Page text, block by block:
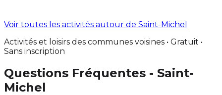
Voir toutes les activités autour de Saint-Michel
Activités et loisirs des communes voisines • Gratuit •
Sans inscription
Questions Fréquentes - Saint-
Michel